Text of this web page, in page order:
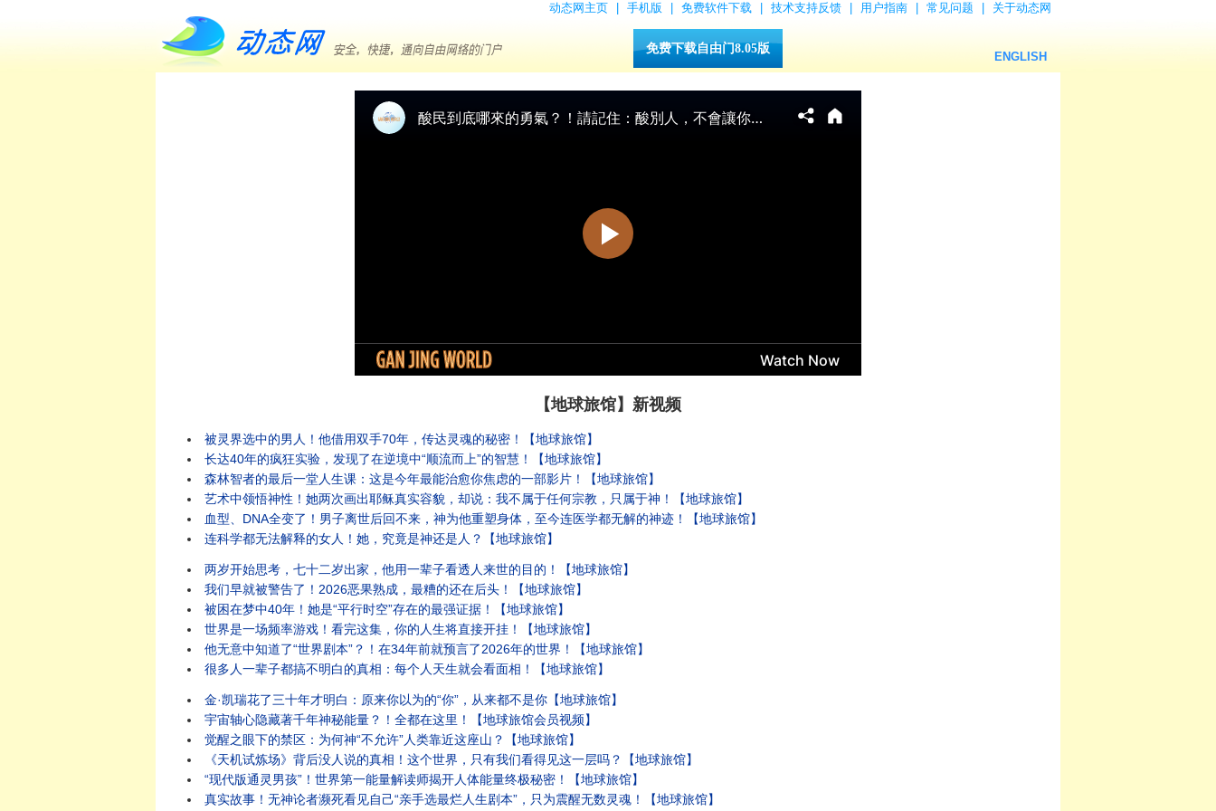
动态网主页 手机版 免费软件下载 技术支持反馈 用户指南 常见问题 关于动态网
免费下载自由门8.05版
ENGLISH
【地球旅馆】新视频
被灵界选中的男人！他借用双手70年，传达灵魂的秘密！【地球旅馆】
长达40年的疯狂实验，发现了在逆境中“顺流而上”的智慧！【地球旅馆】
森林智者的最后一堂人生课：这是今年最能治愈你焦虑的一部影片！【地球旅馆】
艺术中领悟神性！她两次画出耶稣真实容貌，却说：我不属于任何宗教，只属于神！【地球旅馆】
血型、DNA全变了！男子离世后回不来，神为他重塑身体，至今连医学都无解的神迹！【地球旅馆】
连科学都无法解释的女人！她，究竟是神还是人？【地球旅馆】
两岁开始思考，七十二岁出家，他用一辈子看透人来世的目的！【地球旅馆】
我们早就被警告了！2026恶果熟成，最糟的还在后头！【地球旅馆】
被困在梦中40年！她是“平行时空”存在的最强证据！【地球旅馆】
世界是一场频率游戏！看完这集，你的人生将直接开挂！【地球旅馆】
他无意中知道了“世界剧本”？！在34年前就预言了2026年的世界！【地球旅馆】
很多人一辈子都搞不明白的真相：每个人天生就会看面相！【地球旅馆】
金·凯瑞花了三十年才明白：原来你以为的“你”，从来都不是你【地球旅馆】
宇宙轴心隐藏著千年神秘能量？！全都在这里！【地球旅馆会员视频】
觉醒之眼下的禁区：为何神“不允许”人类靠近这座山？【地球旅馆】
《天机试炼场》背后没人说的真相！这个世界，只有我们看得见这一层吗？【地球旅馆】
“现代版通灵男孩”！世界第一能量解读师揭开人体能量终极秘密！【地球旅馆】
真实故事！无神论者濒死看见自己“亲手选最烂人生剧本”，只为震醒无数灵魂！【地球旅馆】